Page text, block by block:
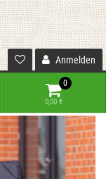
Anmelden
0
0,00 €